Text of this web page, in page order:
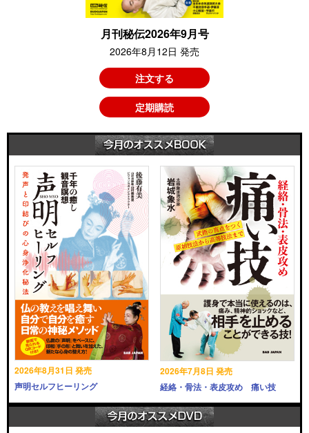
月刊秘伝2026年9月号
2026年8月12日 発売
注文する
定期購読
2026年8月31日 発売
声明セルフヒーリング
2026年7月8日 発売
経絡・骨法・表皮攻め 痛い技